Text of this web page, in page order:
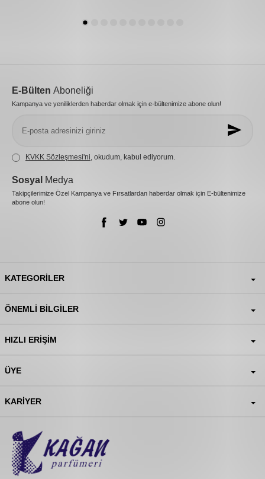
E-Bülten Aboneliği
Kampanya ve yeniliklerden haberdar olmak için e-bültenimize abone olun!
KVKK Sözleşmesi'ni , okudum, kabul ediyorum.
Sosyal Medya
Takipçilerimize Özel Kampanya ve Fırsatlardan haberdar olmak için E-bültenimize
abone olun!
KATEGORILER
ÖNEMLI BILGILER
HIZLI ERIŞIM
ÜYE
KARIYER